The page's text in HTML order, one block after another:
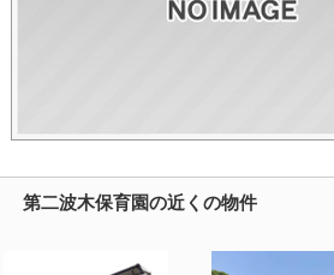
第二波木保育園の近くの物件